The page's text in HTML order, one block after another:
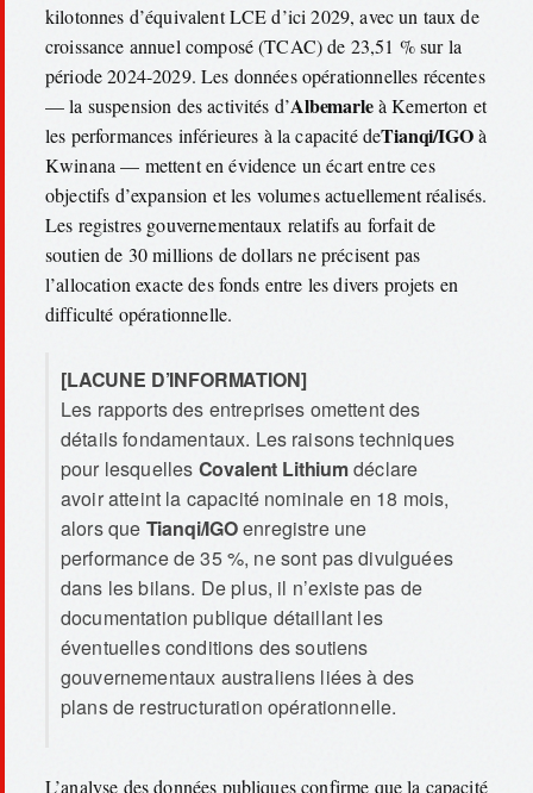
kilotonnes d’équivalent LCE d’ici 2029, avec un taux de
croissance annuel composé (TCAC) de 23,51 % sur la
période 2024-2029. Les données opérationnelles récentes
— la suspension des activités d’Albemarleà Kemerton et
les performances inférieures à la capacité deTianqi/IGOà
Kwinana — mettent en évidence un écart entre ces
objectifs d’expansion et les volumes actuellement réalisés.
Les registres gouvernementaux relatifs au forfait de
soutien de 30 millions de dollars ne précisent pas
l’allocation exacte des fonds entre les divers projets en
difficulté opérationnelle.
[LACUNE D’INFORMATION]
Les rapports des entreprises omettent des
détails fondamentaux. Les raisons techniques
pour lesquelles Covalent Lithiumdéclare
avoir atteint la capacité nominale en 18 mois,
alors que Tianqi/IGOenregistre une
performance de 35 %, ne sont pas divulguées
dans les bilans. De plus, il n’existe pas de
documentation publique détaillant les
éventuelles conditions des soutiens
gouvernementaux australiens liées à des
plans de restructuration opérationnelle.
L’analyse des données publiques confirme que la capacité